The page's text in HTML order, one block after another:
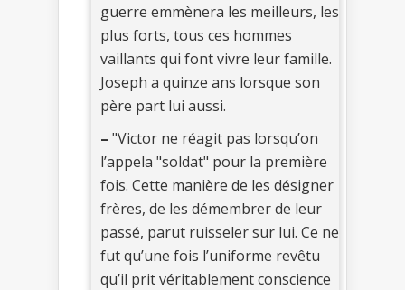
guerre emmènera les meilleurs, les
plus forts, tous ces hommes
vaillants qui font vivre leur famille.
Joseph a quinze ans lorsque son
père part lui aussi.
– "Victor ne réagit pas lorsqu’on
l’appela "soldat" pour la première
fois. Cette manière de les désigner
frères, de les démembrer de leur
passé, parut ruisseler sur lui. Ce ne
fut qu’une fois l’uniforme revêtu
qu’il prit véritablement conscience